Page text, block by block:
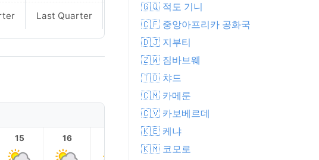
Last Quarter
15 16 18
🇬🇶 적도 기니
🇨🇫 중앙아프리카 공화국
🇩🇯 지부티
🇿🇼 짐바브웨
🇹🇩 챠드
🇨🇲 카메룬
🇨🇻 카보베르데
🇰🇪 케냐
🇰🇲 코모로